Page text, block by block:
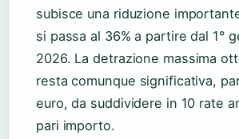
subisce una riduzione
si passa al 36% a partire dal 1°
2026. La detrazione massima
resta comunque significativa,
euro, da suddividere in 10 rate
pari importo.